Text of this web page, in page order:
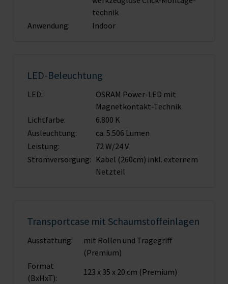
technik
Anwendung:
Indoor
LED-Beleuchtung
LED:
OSRAM Power-LED mit
Magnet­kontakt-Technik
Lichtfarbe:
6.800 K
Ausleuchtung:
ca. 5.506 Lumen
Leistung:
72 W/24 V
Stromversorgung: Kabel (260cm) inkl. externem
Netzteil
Transportcase mit Schaumstoffeinlagen
Ausstattung:
mit Rollen und Tragegriff
(Premium)
Format
(BxHxT):
123 x 35 x 20 cm (Premium)